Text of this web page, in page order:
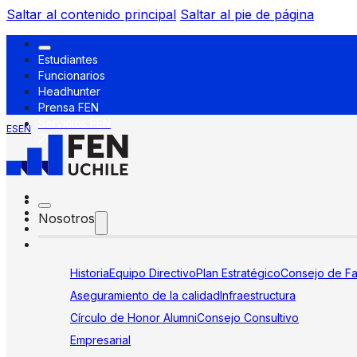
Saltar al contenido principal Saltar al pie de página
Estudiantes
Funcionarios
Headhunter
Prensa FEN
ESEN
Nosotros
HistoriaEquipo DirectivoPlan EstratégicoConsejo de
Aseguramiento de la calidadInfraestructura
Círculo de Honor AlumniConsejo Consultivo
Empresarial